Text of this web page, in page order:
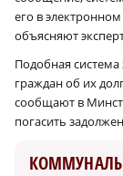
его в
объясняют
Подобная
граждан об их
сообщают в
погасить